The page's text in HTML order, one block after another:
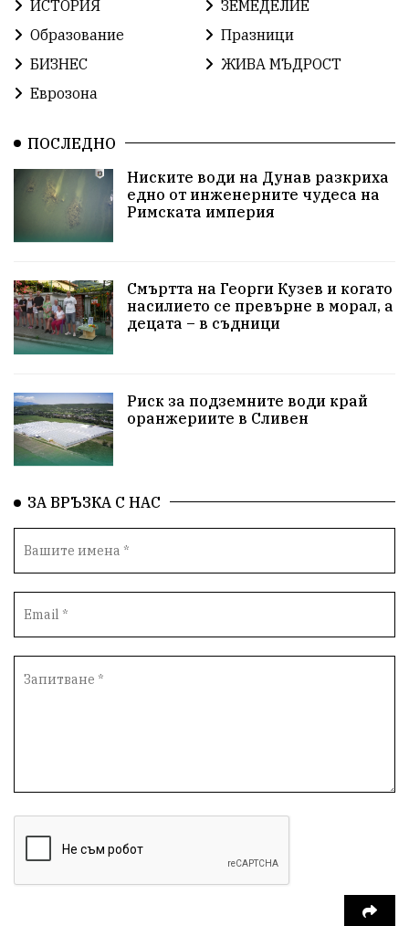
ОтровнатаЯбълка ЦветомирПетков
България2025
ИкономикаНаСъпротивата УрсулаФонДерЛайен
ПетърПетров
Технологии НародноСъбрание
ПравоваДържава Варна Родителство
ПътнаБезопасност Магнитски Санкции
ОколнаСреда
Общност ИсторическиПарк ВоенноВреме
Космос ВоднаКриза Вода Мир
Безопастност
БъдещевБългария ДостойнаБългария
Туризъм Дарение БългарскиСпорт
Контрол СъдебнаСистема ЛекаАтлетика
НСО
ИСТОРИЯ
ЗЕМЕДЕЛИЕ
Образование
Празници
БИЗНЕС
ЖИВА МЪДРОСТ
Еврозона
ПОСЛЕДНО
Ниските води на Дунав разкриха
едно от инженерните чудеса на
Римската империя
Смъртта на Георги Кузев и когато
насилието се превърне в морал, а
децата – в съдници
Риск за подземните води край
оранжериите в Сливен
ЗА ВРЪЗКА С НАС